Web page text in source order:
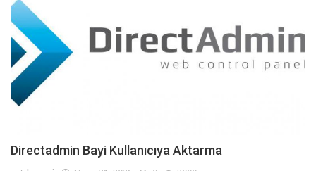
Directadmin Bayi Kullanıcıya Aktarma